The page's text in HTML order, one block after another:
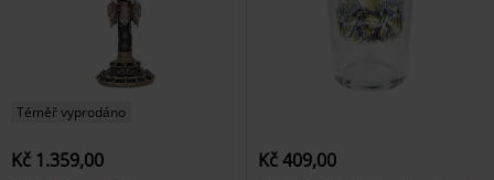
Téměř vyprodáno
Kč 1.359,00 Kč 409,00